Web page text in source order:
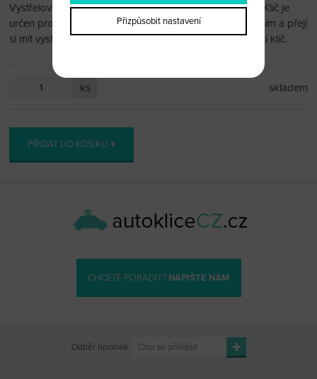
Vystřelovací klíč Peugeot 2 tlačítka s planžetou NE72 . Klíč je
určen pro ty kteří mají starý 2 tl. Klíč s dálkovým ovládáním a přejí
si mít vystřelovák. Přendáte vnitřnosti a máte vystřelovací klíč.
ks skladem
PŘIDAT DO KOŠÍKU
CHCETE PORADIT? NAPIŠTE NÁM
Odběr novinek
Přizpůsobit nastavení